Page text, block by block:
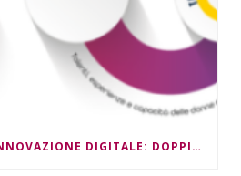
DONNE, LAVORO E INNOVAZIONE DIGITALE: DOPPIO APPUNTAMENTO